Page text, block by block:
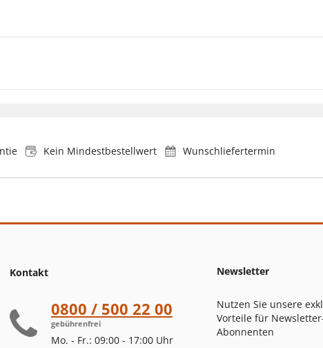
Kein Mindestbestellwert Wunschliefertermin
Kontakt
0800 / 500 22 00
gebührenfrei
Mo. - Fr.: 09:00 - 17:00 Uhr
Newsletter
Nutzen Sie unsere
Vorteile für
Abonnenten